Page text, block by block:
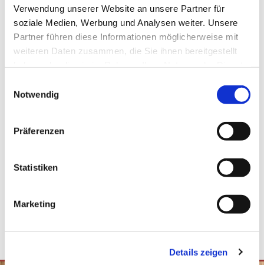
Verwendung unserer Website an unsere Partner für
soziale Medien, Werbung und Analysen weiter. Unsere
Partner führen diese Informationen möglicherweise mit
weiteren Daten zusammen, die Sie ihnen bereitgestellt
Notwendig
Präferenzen
Statistiken
Marketing
Details zeigen
Inhaber: Heinz Busemann
Wir sind nicht bereit oder verpflichtet, an
Streitbeilegungsverfahren vor einer
Diese Webseite ist ein Produkt von